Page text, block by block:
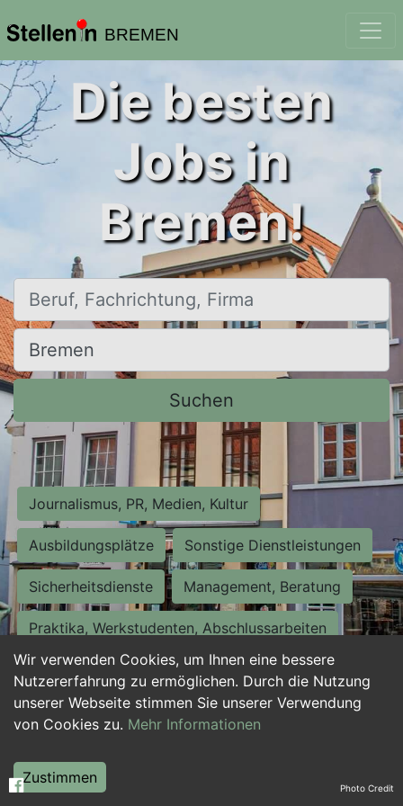
BREMEN
Wir verwenden Cookies, um Ihnen eine bessere
Nutzererfahrung zu ermöglichen. Durch die Nutzung
unserer Webseite stimmen Sie unserer Verwendung
von Cookies zu. Mehr Informationen
Zustimmen
Die besten
Jobs in
Bremen!
Beruf, Fachrichtung, Firma
Ort, Stadt
Suchen
Journalismus, PR, Medien, Kultur
Ausbildungsplätze Sonstige Dienstleistungen
Sicherheitsdienste Management, Beratung
Praktika, Werkstudenten, Abschlussarbeiten
Personalwesen Assistenz, Sekretariat
Hilfskräfte, Aushilfs- und Nebenjobs
Weiterbildung, Studium, duale Ausbildung Photo Credit